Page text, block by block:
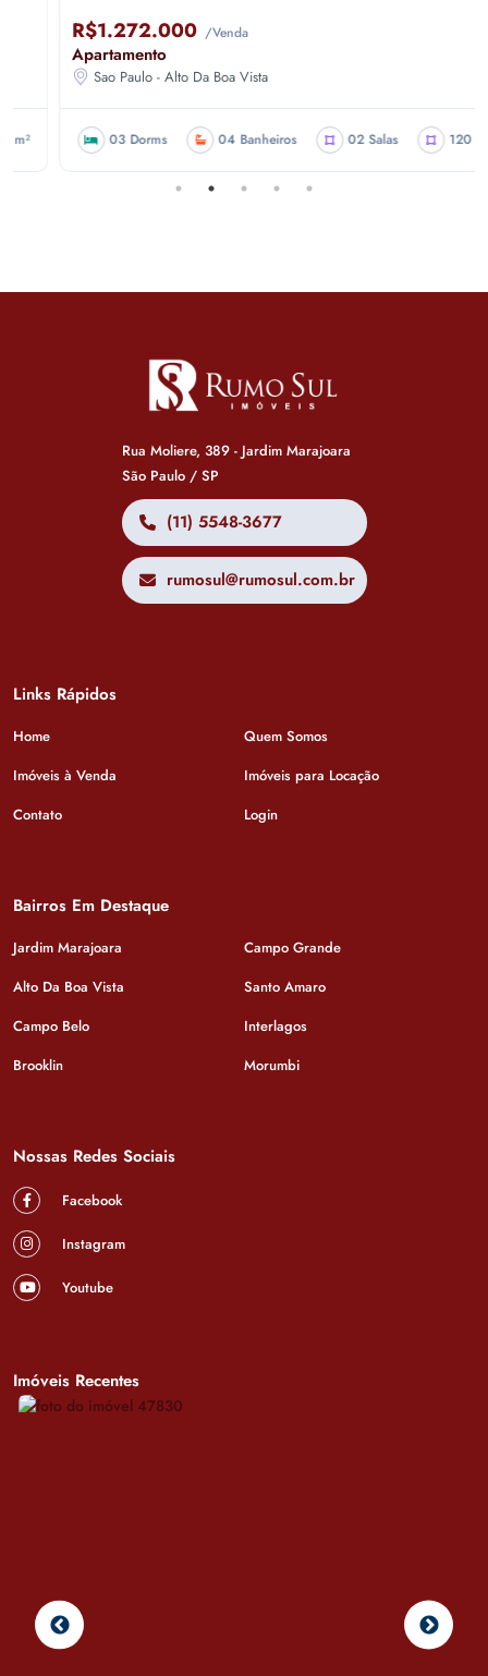
R$1.272.000/Venda
Apartamento
Sao Paulo - Alto Da Boa Vista
03 Dorms 04 Banheiros 02 Salas 120 m²
Rua Moliere, 389 - Jardim Marajoara
São Paulo / SP
(11) 5548-3677
rumosul@rumosul.com.br
Links Rápidos
Home
Quem Somos
Imóveis à Venda
Imóveis para Locação
Contato
Login
Bairros Em Destaque
Jardim Marajoara
Campo Grande
Alto Da Boa Vista
Santo Amaro
Campo Belo
Interlagos
Brooklin
Morumbi
Nossas Redes Sociais
Facebook
Instagram
Youtube
Imóveis Recentes